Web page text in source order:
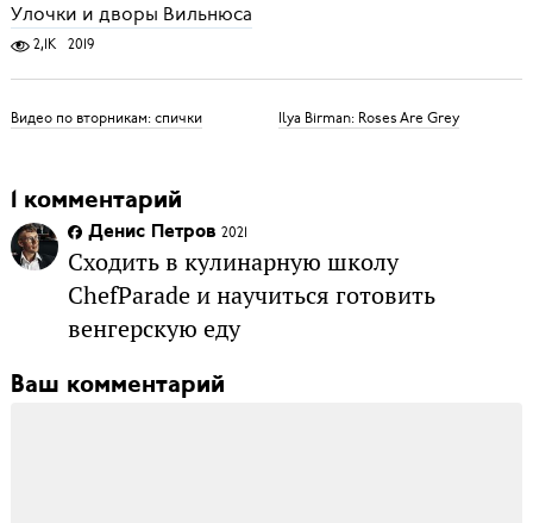
Улочки и дворы Вильнюса
2,1K 2019
Видео по вторникам: спички Ilya Birman: Roses Are Grey
1 комментарий
Денис Петров 2021
Сходить в кулинарную школу
ChefParade и научиться готовить
венгерскую еду
Ваш комментарий